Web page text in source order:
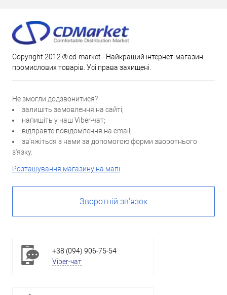
Copyright 2012 ® cd-market - Найкращий інтернет-магазин
промислових товарів. Усі права захищені.
Не змогли додзвонитися?
залишіть замовлення на сайті;
напишіть у наш Viber-чат;
відправте повідомлення на email;
зв'яжіться з нами за допомогою форми зворотнього
з'язку.
Розташування магазину на мапі
Зворотній зв'язок
+38 (094) 906-75-54
Viber-чат